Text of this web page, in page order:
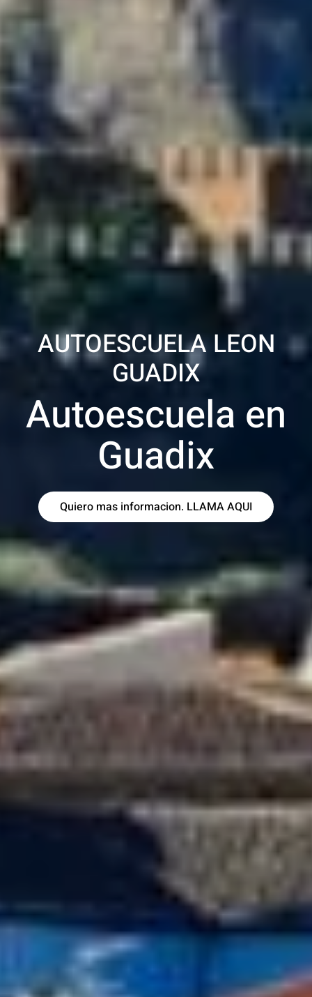
Tu Autoescuela en
Guadix
Recuperacion
de Puntos
Mas info Recuperacion de Puntos en Guadix